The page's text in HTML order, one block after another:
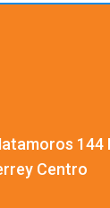
144
Centro